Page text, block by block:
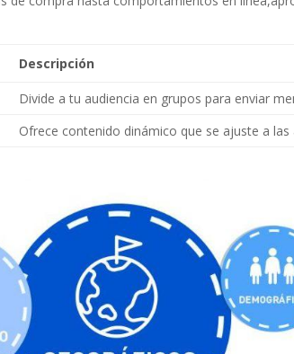
Descripción
Divide⁣ a tu audiencia en‍ grupos ‌para enviar
Ofrece‌ contenido‍ dinámico que se ajuste a las
Pinterest